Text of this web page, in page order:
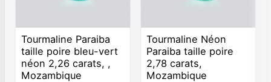
Tourmaline Paraiba
taille poire bleu-vert
néon 2,26 carats, ,
Mozambique
Tourmaline Néon
Paraiba taille poire
2,78 carats,
Mozambique